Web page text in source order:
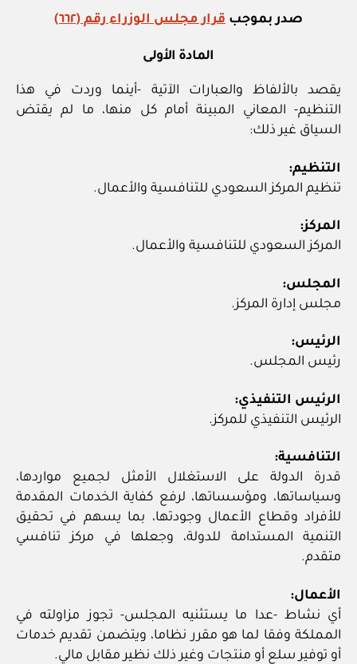
صدر بموجب قرار مجلس الوزراء رقم (٦٦٢)
المادة الأولى
يقصد بالألفاظ والعبارات الآتية ‏-أينما وردت في هذا
التنظيم- المعاني المبينة أمام كل منها، ما لم يقتض
السياق غير ذلك:
التنظيم:
تنظيم المركز السعودي للتنافسية والأعمال.
المركز:
المركز السعودي للتنافسية والأعمال.
المجلس:
مجلس إدارة المركز.
الرئيس:
رئيس المجلس.
الرئيس التنفيذي:
الرئيس التنفيذي للمركز.
التنافسية:
قدرة الدولة على الاستغلال الأمثل لجميع مواردها،
وسياساتها، ومؤسساتها، لرفع كفاية الخدمات المقدمة
للأفراد وقطاع الأعمال وجودتها، بما يسهم في تحقيق
التنمية المستدامة للدولة، وجعلها في مركز تنافسي
متقدم.
الأعمال:
أي نشاط -عدا ما يستثنيه المجلس- تجوز مزاولته في
المملكة وفقا لما هو مقرر نظاما، ويتضمن تقديم خدمات
أو توفير سلع أو منتجات وغير ذلك نظير مقابل مالي.